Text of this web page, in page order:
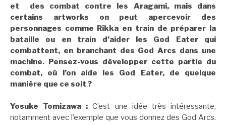
et des combat contre les Aragami, mais dans
certains artworks on peut apercevoir des
personnages comme Rikka en train de préparer la
bataille ou en train d’aider les God Eater qui
combattent, en branchant des God Arcs dans une
machine. Pensez-vous développer cette partie du
combat, où l’on aide les God Eater, de quelque
manière que ce soit ?
Yosuke Tomizawa :C’est une idée très intéressante,
notamment avec l’exemple que vous donnez des God Arcs.